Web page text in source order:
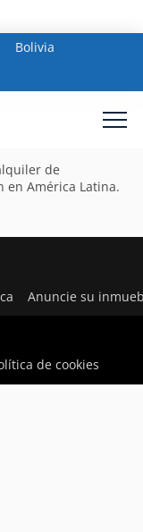
Bolivia
de
en América Latina.
Anuncie su
de cookies